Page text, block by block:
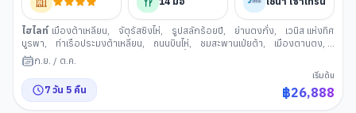
ไฮไลท์ เมืองต้าเหลียน, จัตุรัสซิงไห่, รูปสลักร้อยปี, ย่านตงกั่ง,
เวนิส แห่งทิศ
บูรพา, ท่าเรือประมงต้าเหลียน, ถนนบินไห่, ชมสะพานเป่ยต้า, เมืองตานตง,
ด่านชายแดนจีน-เกาหลีเหนือ
น้าเปิ่นซี
,
พระราชวัง
เสิ ่นหยาง, วัดพระหยกอันซาน
ก.ย. / ต.ค.
7 วัน 5 คืน
เริ่มต้น
฿26,888